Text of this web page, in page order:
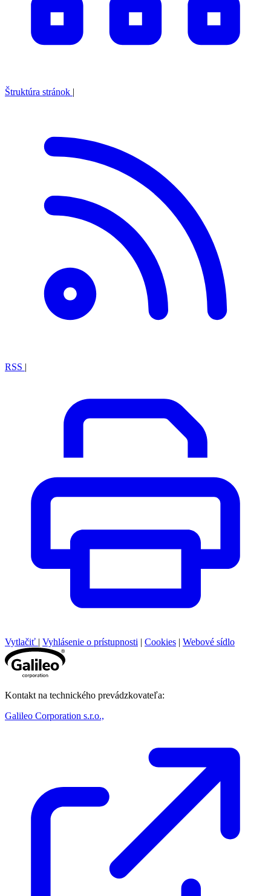
Štruktúra stránok |
RSS |
Vytlačiť | Vyhlásenie o prístupnosti | Cookies | Webové sídlo
Kontakt na technického prevádzkovateľa:
Galileo Corporation s.r.o.,